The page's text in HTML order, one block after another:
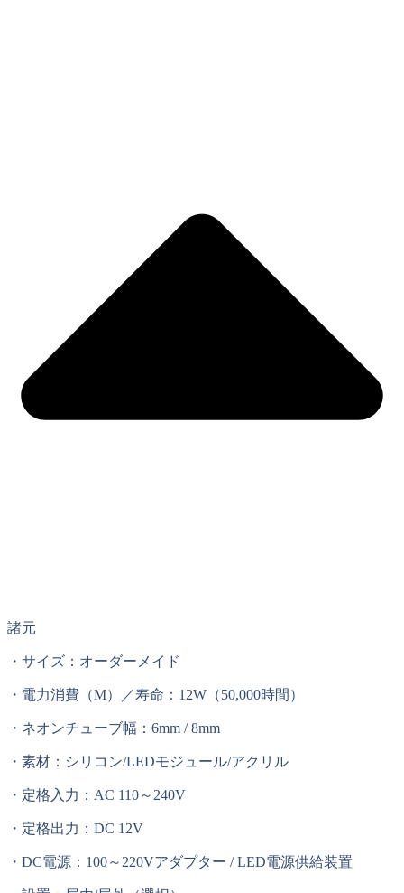
諸元
・サイズ：オーダーメイド
・電力消費（M）／寿命：12W（50,000時間）
・ネオンチューブ幅：6mm / 8mm
・素材：シリコン/LEDモジュール/アクリル
・定格入力：AC 110～240V
・定格出力：DC 12V
・DC電源：100～220Vアダプター / LED電源供給装置